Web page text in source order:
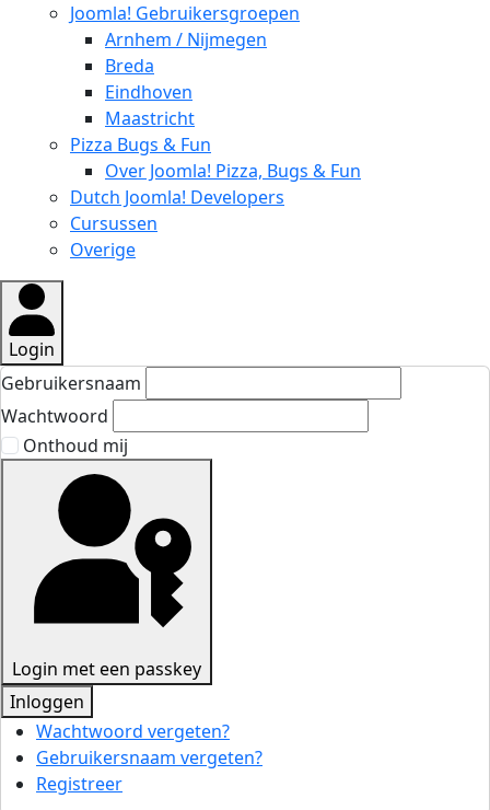
Joomla! Gebruikersgroepen
Arnhem / Nijmegen
Breda
Eindhoven
Maastricht
Pizza Bugs & Fun
Over Joomla! Pizza, Bugs & Fun
Dutch Joomla! Developers
Cursussen
Overige
Login
Gebruikersnaam
Wachtwoord
Onthoud mij
Login met een passkey
Inloggen
Wachtwoord vergeten?
Gebruikersnaam vergeten?
Registreer